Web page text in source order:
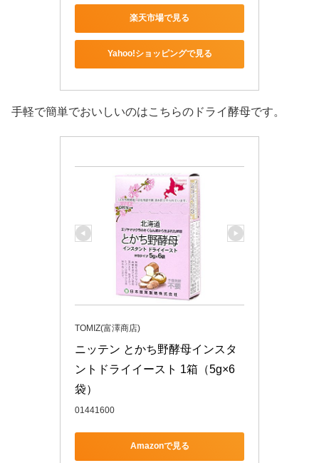
楽天市場で見る
Yahoo!ショッピングで見る
手軽で簡単でおいしいのはこちらのドライ酵母です。
TOMIZ(富澤商店)
ニッテン とかち野酵母インスタ
ントドライイースト 1箱（5g×6
袋）
01441600
Amazonで見る